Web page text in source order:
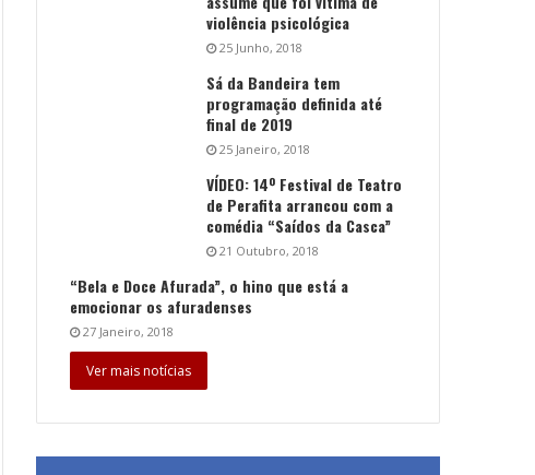
violência psicológica
25 Junho, 2018
Sá da Bandeira tem
programação definida até
final de 2019
25 Janeiro, 2018
VÍDEO: 14º Festival de Teatro
de Perafita arrancou com a
comédia “Saídos da Casca”
21 Outubro, 2018
“Bela e Doce Afurada”, o hino que está a
emocionar os afuradenses
27 Janeiro, 2018
Ver mais notícias